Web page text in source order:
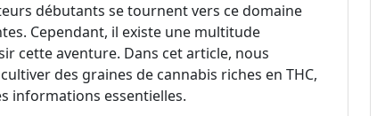
débutants se tournent vers ce domaine
Cependant, il existe une multitude
cette aventure. Dans cet article, nous
des graines de cannabis riches en THC,
informations essentielles.